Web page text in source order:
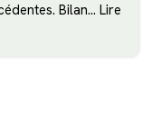
Bilan… Lire